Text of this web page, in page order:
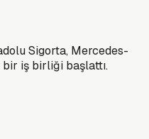
Sigorta, Mercedes-
iş birliği başlattı.